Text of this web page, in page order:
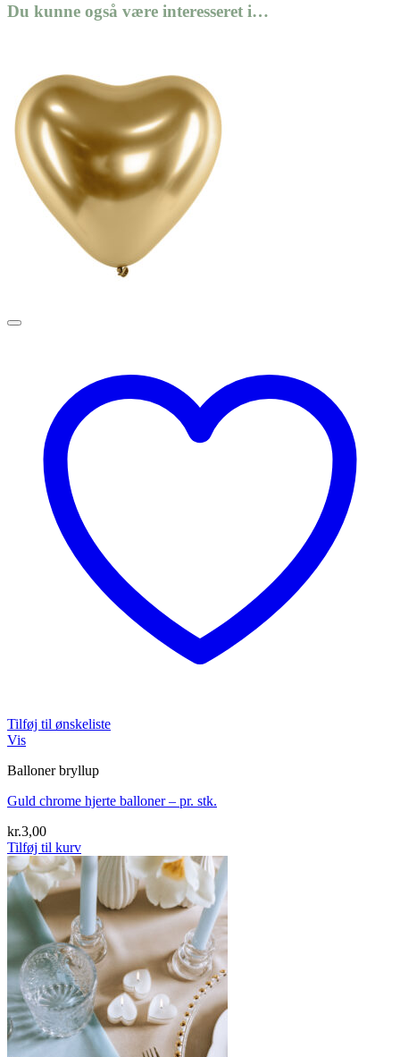
Du kunne også være interesseret i…
Tilføj til ønskeliste
Vis
Balloner bryllup
Guld chrome hjerte balloner – pr. stk.
kr.3,00
Tilføj til kurv